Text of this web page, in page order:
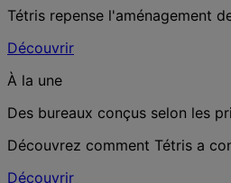
Tétris repense l'aménagement
Découvrir
À la une
Des bureaux conçus selon les
Découvrez comment Tétris a
Découvrir